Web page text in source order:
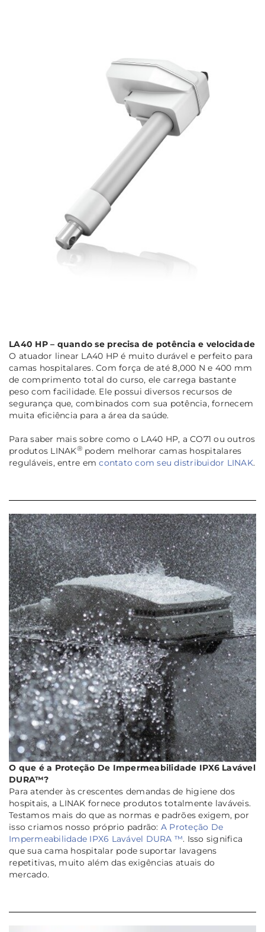
LA40 HP – quando se precisa de potência e velocidade
O atuador linear LA40 HP é muito durável e perfeito para
camas hospitalares. Com força de até 8,000 N e 400 mm
de comprimento total do curso, ele carrega bastante
peso com facilidade. Ele possui diversos recursos de
segurança que, combinados com sua potência, fornecem
muita eficiência para a área da saúde.
Para saber mais sobre como o LA40 HP, a CO71 ou outros
produtos LINAK®podem melhorar camas hospitalares
reguláveis, entre emcontato com seu distribuidor LINAK.
O que é a Proteção De Impermeabilidade IPX6 Lavável
DURA™?
Para atender às crescentes demandas de higiene dos
hospitais, a LINAK fornece produtos totalmente laváveis.
Testamos mais do que as normas e padrões exigem, por
isso criamos nosso próprio padrão: A Proteção De
Impermeabilidade IPX6 Lavável DURA ™. Isso significa
que sua cama hospitalar pode suportar lavagens
repetitivas, muito além das exigências atuais do
mercado.